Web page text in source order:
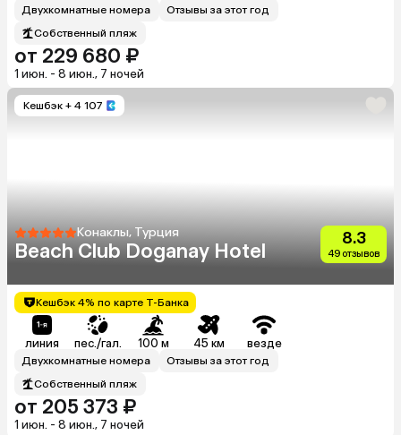
Двухкомнатные номера
Отзывы за этот год
Собственный пляж
от 229 680 ₽
1 июн. - 8 июн., 7 ночей
Кешбэк + 4 107
Конаклы, Турция
Beach Club Doganay Hotel
8.3
49 отзывов
Кешбэк 4% по карте Т-Банка
линия пес./гал. 100 м 45 км везде
Двухкомнатные номера
Отзывы за этот год
Собственный пляж
от 205 373 ₽
1 июн. - 8 июн., 7 ночей